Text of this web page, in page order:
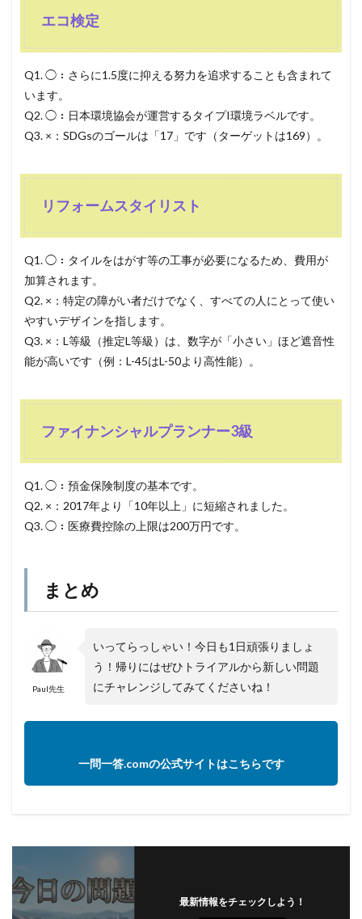
エコ検定
Q1. ◯：さらに1.5度に抑える努力を追求することも含まれて
います。
Q2. ◯：日本環境協会が運営するタイプI環境ラベルです。
Q3. ×：SDGsのゴールは「17」です（ターゲットは169）。
リフォームスタイリスト
Q1. ◯：タイルをはがす等の工事が必要になるため、費用が
加算されます。
Q2. ×：特定の障がい者だけでなく、すべての人にとって使い
やすいデザインを指します。
Q3. ×：L等級（推定L等級）は、数字が「小さい」ほど遮音性
能が高いです（例：L-45はL-50より高性能）。
ファイナンシャルプランナー3級
Q1. ◯：預金保険制度の基本です。
Q2. ×：2017年より「10年以上」に短縮されました。
Q3. ◯：医療費控除の上限は200万円です。
まとめ
Paul先生
いってらっしゃい！今日も1日頑張りましょ
う！帰りにはぜひトライアルから新しい問題
にチャレンジしてみてくださいね！
一問一答.comの公式サイトはこちらです
最新情報をチェックしよう！